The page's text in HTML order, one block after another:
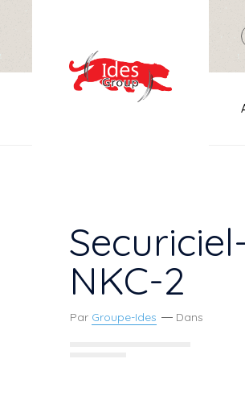
NKC-2
Par Groupe-Ides Dans